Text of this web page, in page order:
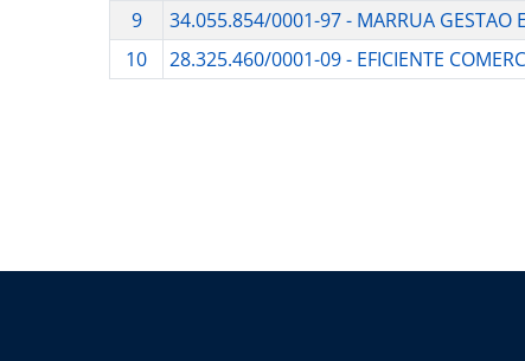
9
34.055.854/0001-97 - MARRUA GESTAO
10
28.325.460/0001-09 - EFICIENTE